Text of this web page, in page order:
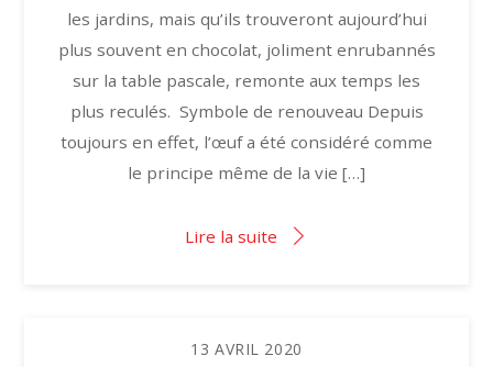
les jardins, mais qu’ils trouveront aujourd’hui
plus souvent en chocolat, joliment enrubannés
sur la table pascale, remonte aux temps les
plus reculés. Symbole de renouveau Depuis
toujours en effet, l’œuf a été considéré comme
le principe même de la vie […]
Lire la suite
13 AVRIL 2020